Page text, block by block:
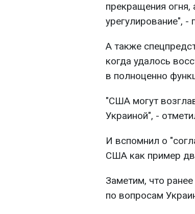
прекращения
урегулирование", -
А также
когда удалось
в полноценно
"США могут
Украиной", -
И вспомнил о
США как пример
Заметим, что
по вопросам